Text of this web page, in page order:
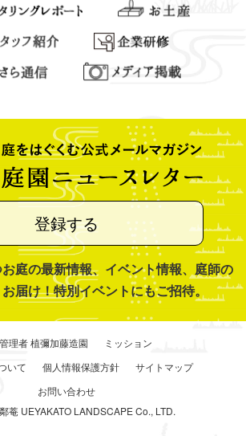
登録する
庭の最新情報、イベント情報、庭師の
届け！特別イベントにもご招待。
理者 植彌加藤造園
ミッション
いて
個人情報保護方針
サイトマップ
お問い合わせ
菴 UEYAKATO LANDSCAPE Co., LTD.